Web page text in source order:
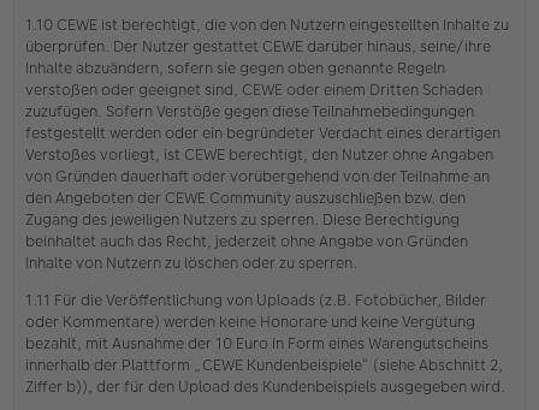
1.10 CEWE ist berechtigt, die von den Nutzern eingestellten Inhalte zu
überprüfen. Der Nutzer gestattet CEWE darüber hinaus, seine/ihre
Inhalte abzuändern, sofern sie gegen oben genannte Regeln
verstoßen oder geeignet sind, CEWE oder einem Dritten Schaden
zuzufügen. Sofern Verstöße gegen diese Teilnahmebedingungen
festgestellt werden oder ein begründeter Verdacht eines derartigen
Verstoßes vorliegt, ist CEWE berechtigt, den Nutzer ohne Angaben
von Gründen dauerhaft oder vorübergehend von der Teilnahme an
den Angeboten der CEWE Community auszuschließen bzw. den
Zugang des jeweiligen Nutzers zu sperren. Diese Berechtigung
beinhaltet auch das Recht, jederzeit ohne Angabe von Gründen
Inhalte von Nutzern zu löschen oder zu sperren.
1.11 Für die Veröffentlichung von Uploads (z.B. Fotobücher, Bilder
oder Kommentare) werden keine Honorare und keine Vergütung
bezahlt, mit Ausnahme der 10 Euro in Form eines Warengutscheins
innerhalb der Plattform „CEWE Kundenbeispiele“ (siehe Abschnitt 2,
Ziffer b)), der für den Upload des Kundenbeispiels ausgegeben wird.